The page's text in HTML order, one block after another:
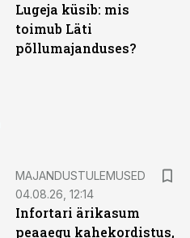
Lugeja küsib: mis
toimub Läti
põllumajanduses?
MAJANDUSTULEMUSED
04.08.26, 12:14
Infortari ärikasum
peaaegu kahekordistus,